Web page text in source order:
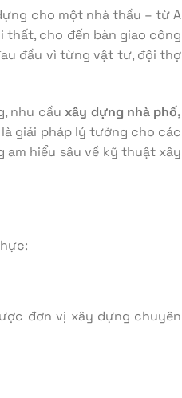
cho một nhà thầu – từ A
thất, cho đến bàn giao công
đầu vì từng vật tư, đội thợ
nhu cầuxây dựng nhà phố,
giải pháp lý tưởng cho các
am hiểu sâu về kỹ thuật xây
đơn vị xây dựng chuyên